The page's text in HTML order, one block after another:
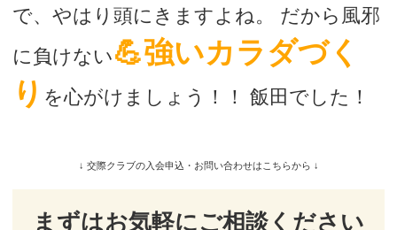
で、やはり頭にきますよね。 だから風邪
に負けない💪強いカラダづく
り を心がけましょう！！ 飯田でした！
↓ 交際クラブの入会申込・お問い合わせはこちらから ↓
まずはお気軽にご相談ください